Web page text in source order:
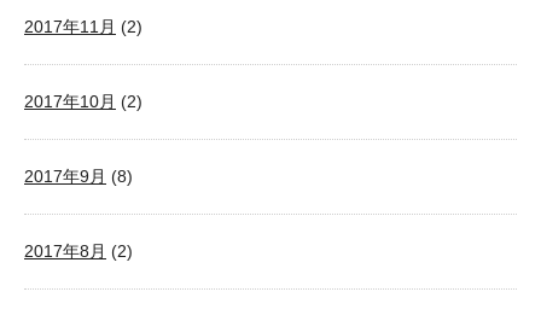
2017年11月 (2)
2017年10月 (2)
2017年9月 (8)
2017年8月 (2)